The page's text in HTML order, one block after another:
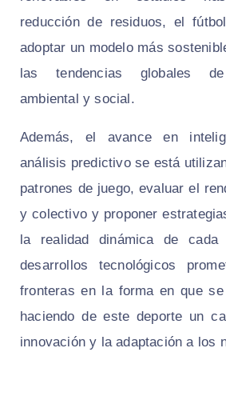
reducción de residuos, el
adoptar un modelo más
las tendencias globales de
ambiental y social.
Además, el avance en
análisis predictivo se está
patrones de juego, evaluar el
y colectivo y proponer
la realidad dinámica de cada
desarrollos tecnológicos
fronteras en la forma en que
haciendo de este deporte un
innovación y la adaptación a los